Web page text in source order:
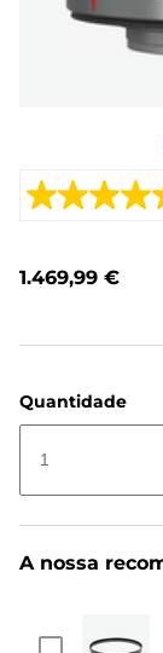
1.469,99 €
Quantidade
1
A nossa